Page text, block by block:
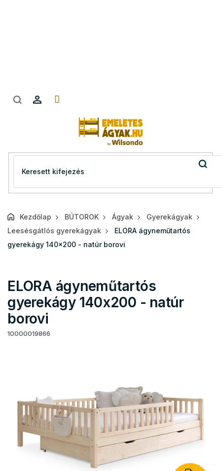
Kezdőlap BÚTOROK Ágyak
Gyerekágyak
Leesésgátlós gyerekágyak
ELORA ágyneműtartós
gyerekágy 140x200 - natúr borovi
ELORA ágyneműtartós
gyerekágy 140x200 - natúr
borovi
10000019866